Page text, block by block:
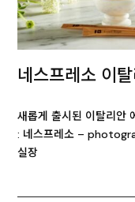
네스프레소 이
새롭게 출시된 이탈리
: 네스프레소 –
실장